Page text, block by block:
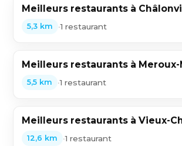
Meilleurs restaurants à
5,3 km •1 restaurant
Meilleurs restaurants à Meroux-
5,5 km •1 restaurant
Meilleurs restaurants à Vieux-
12,6 km •1 restaurant